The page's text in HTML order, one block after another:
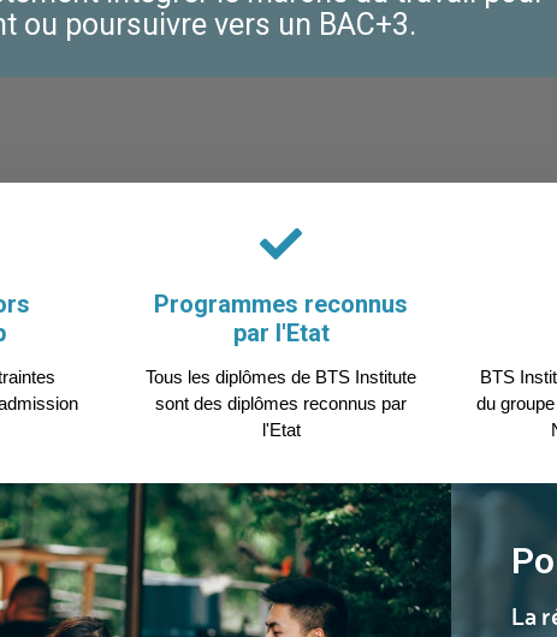
ou poursuivre vers un BAC+3.
Programmes reconnus
par l'Etat
Tous les diplômes de BTS Institute
sont des diplômes reconnus par
l'Etat
BTS
du
La